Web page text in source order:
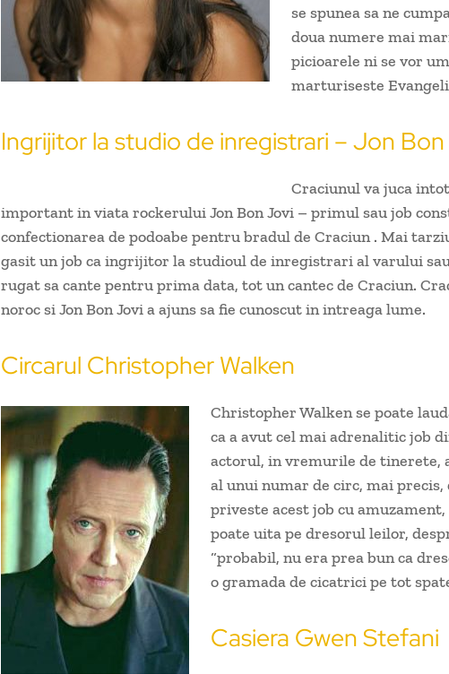
se spunea sa ne
doua numere mai
picioarele ni se vor
marturiseste
Ingrijitor la studio de inregistrari – Jon
Craciunul va juca
important in viata rockerului Jon Bon Jovi – primul sau job
confectionarea de podoabe pentru bradul de Craciun . Mai
gasit un job ca ingrijitor la studioul de inregistrari al varului
rugat sa cante pentru prima data, tot un cantec de Craciun.
noroc si Jon Bon Jovi a ajuns sa fie cunoscut in intreaga lume.
Circarul Christopher Walken
Christopher Walken se poate
ca a avut cel mai adrenalitic job
actorul, in vremurile de tinerete,
al unui numar de circ, mai precis,
priveste acest job cu
poate uita pe dresorul leilor,
“probabil, nu era prea bun ca
o gramada de cicatrici pe tot
Casiera Gwen Stefani